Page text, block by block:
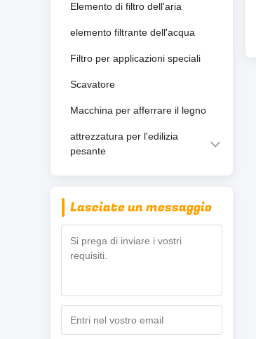
Elemento di filtro dell'aria
elemento filtrante dell'acqua
Filtro per applicazioni speciali
Scavatore
Macchina per afferrare il legno
attrezzatura per l'edilizia
pesante
Lasciate un messaggio